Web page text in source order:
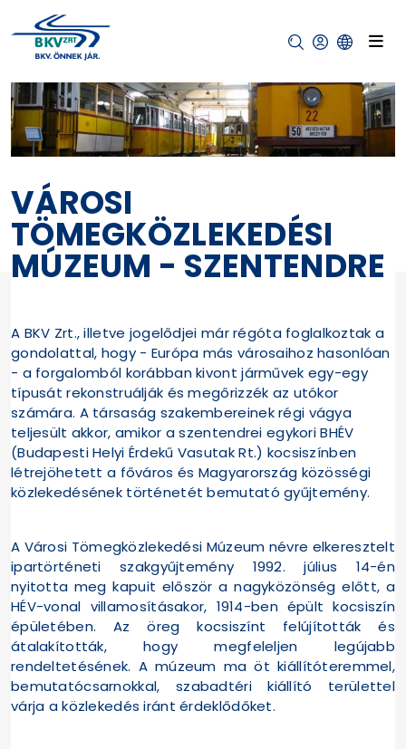
VÁROSI
TÖMEGKÖZLEKEDÉSI
MÚZEUM - SZENTENDRE
A BKV Zrt., illetve jogelődjei már régóta foglalkoztak a
gondolattal, hogy - Európa más városaihoz hasonlóan
- a forgalomból korábban kivont járművek egy-egy
típusát rekonstruálják és megőrizzék az utókor
számára. A társaság szakembereinek régi vágya
teljesült akkor, amikor a szentendrei egykori BHÉV
(Budapesti Helyi Érdekű Vasutak Rt.) kocsiszínben
létrejöhetett a főváros és Magyarország közösségi
közlekedésének történetét bemutató gyűjtemény.
A Városi Tömegközlekedési Múzeum névre elkeresztelt
ipartörténeti szakgyűjtemény 1992. július 14-én
nyitotta meg kapuit először a nagyközönség előtt, a
HÉV-vonal villamosításakor, 1914-ben épült kocsiszín
épületében. Az öreg kocsiszínt felújították és
átalakították, hogy megfeleljen legújabb
rendeltetésének. A múzeum ma öt kiállítóteremmel,
bemutatócsarnokkal, szabadtéri kiállító területtel
várja a közlekedés iránt érdeklődőket.